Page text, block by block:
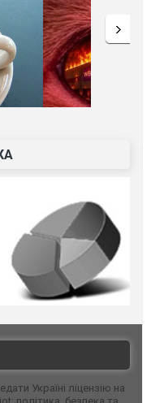
Україні ліцензію на